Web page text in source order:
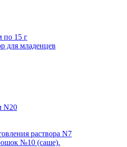
по 15 г
для младенцев
N20
раствора N7
№10 (саше).